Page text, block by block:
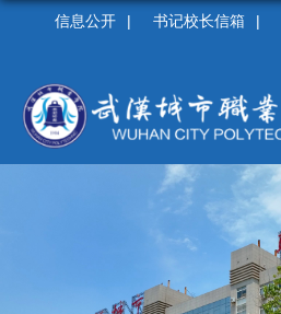
信息公开 | 书记校长信箱 |